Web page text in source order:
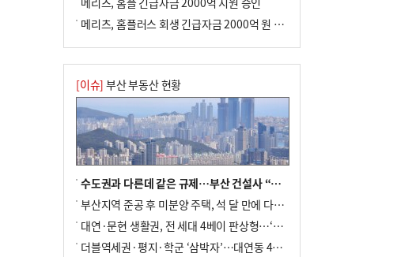
메리츠, 홈플러스 회생 긴급자금 2000억 원 지원 승인
[이슈] 부산 부동산 현황
수도권과 다른데 같은 규제…부산 건설사 “쓰러지기 직전”
부산지역 준공 후 미분양 주택, 석 달 만에 다시 3000가구 넘어서
대연·문현 생활권, 전 세대 4베이 판상형…‘더샵 트리센트’ 내달 분양
더블역세권·평지·학군 ‘삼박자’…대연동 42층 브랜드 단지